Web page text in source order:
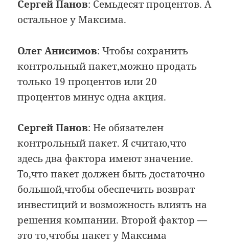
Сергей Панов: Семьдесят процентов. А
остальное у Максима.
Олег Анисимов: Чтобы сохранить
контрольный пакет,можно продать
только 19 процентов или 20
процентов минус одна акция.
Сергей Панов: Не обязателен
контрольный пакет. Я считаю,что
здесь два фактора имеют значение.
То,что пакет должен быть достаточно
большой,чтобы обеспечить возврат
инвестиций и возможность влиять на
решения компании. Второй фактор —
это то,чтобы пакет у Максима